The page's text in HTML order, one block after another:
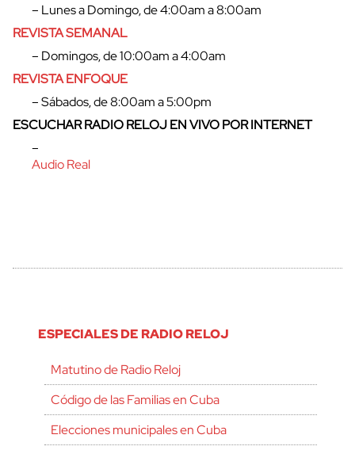
cerrar
– Lunes a Domingo, de 4:00am a 8:00am
REVISTA SEMANAL
– Domingos, de 10:00am a 4:00am
REVISTA ENFOQUE
– Sábados, de 8:00am a 5:00pm
ESCUCHAR RADIO RELOJ EN VIVO POR INTERNET
–
Audio Real
ESPECIALES DE RADIO RELOJ
Matutino de Radio Reloj
Código de las Familias en Cuba
Elecciones municipales en Cuba